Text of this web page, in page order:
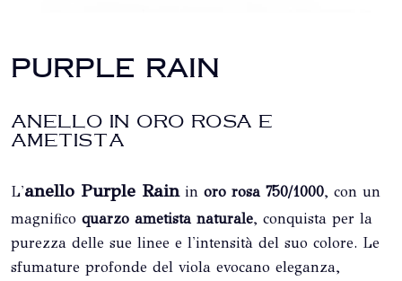
PURPLE RAIN
ANELLO IN ORO ROSA E
AMETISTA
L'anello Purple Rainin oro rosa 750/1000, con un
magnifico quarzo ametista naturale, conquista per la
purezza delle sue linee e l'intensità del suo colore. Le
sfumature profonde del viola evocano eleganza,